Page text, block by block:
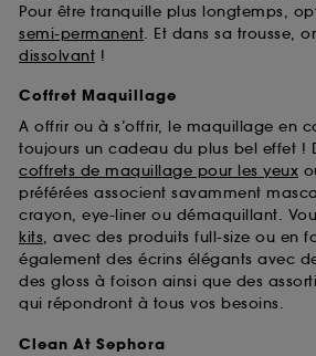
Pour être tranquille plus longtemps,
semi-permanent. Et dans sa trousse,
dissolvant !
Coffret Maquillage
A offrir ou à s’offrir, le maquillage en
toujours un cadeau du plus bel effet !
coffrets de maquillage pour les yeux
préférées associent savamment
crayon, eye-liner ou démaquillant.
kits, avec des produits full-size ou en
également des écrins élégants avec
des gloss à foison ainsi que des
qui répondront à tous vos besoins.
Clean At Sephora